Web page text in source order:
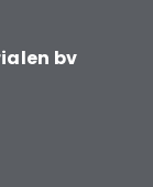
bv